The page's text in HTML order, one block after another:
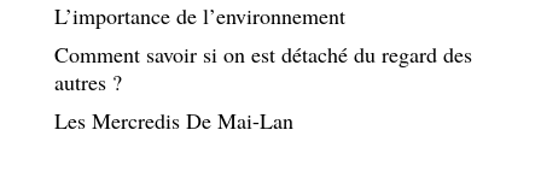
L’importance de l’environnement
Comment savoir si on est détaché du regard des
autres ?
Les Mercredis De Mai-Lan